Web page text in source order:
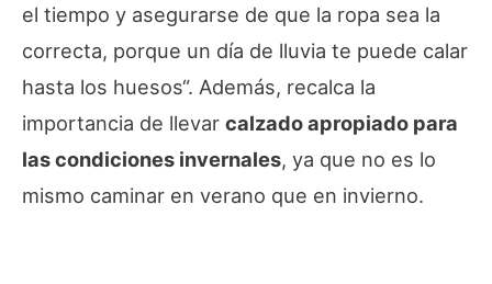
el tiempo y asegurarse de que la ropa sea la
correcta, porque un día de lluvia te puede calar
hasta los huesos“. Además, recalca la
importancia de llevar calzado apropiado para
las condiciones invernales, ya que no es lo
mismo caminar en verano que en invierno.